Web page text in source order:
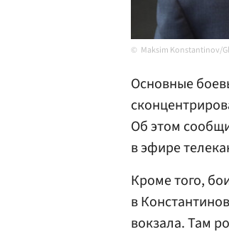
Maksim Konstantinov/
Основные
Об этом
в эфире
Кроме того,
в
вокзала. Там